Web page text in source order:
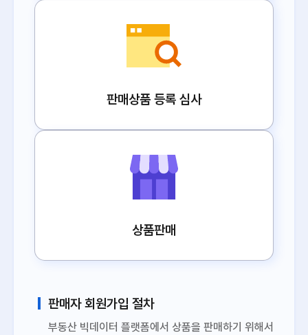
판매상품 등록 심사
상품판매
판매자 회원가입 절차
부동산 빅데이터 플랫폼에서 상품을 판매하기 위해서